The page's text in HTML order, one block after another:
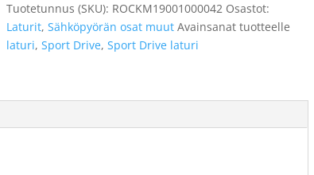
määrä
Tuotetunnus (SKU): ROCKM19001000042 Osastot:
Laturit,Sähköpyörän osat muut Avainsanat tuotteelle
laturi,Sport Drive,Sport Drive laturi